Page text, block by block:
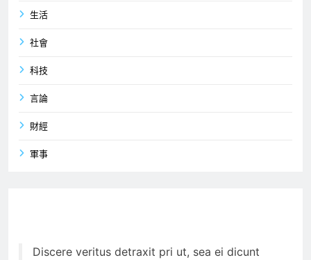
生活
社會
科技
言論
財經
軍事
Discere veritus detraxit pri ut, sea ei dicunt